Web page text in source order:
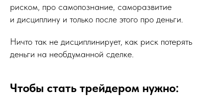
риском, про самопознание, саморазвитие
и дисциплину и только после этого про деньги.
Ничто так не дисциплинирует, как риск потерять
деньги на необдуманной сделке.
Чтобы стать трейдером нужно: